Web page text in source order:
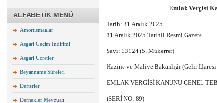
ALFABETİK MENÜ
Amortismanlar
Asgari Geçim İndirimi
Asgari Ücretler
Beyanname Süreleri
Defterler
Dernekler Mevzuatı
Emlak Vergisi
Tarih: 31 Aralık 2025
31 Aralık 2025 Tarihli Resmi Gazete
Sayı: 33124 (5. Mükerrer)
Hazine ve Maliye Bakanlığı (Gelir İdaresi
EMLAK VERGİSİ KANUNU GENEL
(SERİ NO: 89)